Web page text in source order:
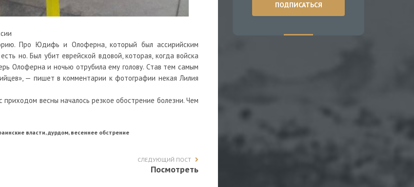
Про Юдифь и Олоферна, который был ассирийским
но. Был убит еврейской вдовой, которая, когда войска
Олоферна и ночью отрубила ему голову. Став тем самым
— пишет в комментарии к фотографии некая Лилия
весны началось резкое обострение болезни. Чем
власти, дурдом, весеннее обстрение
СЛЕДУЮЩИЙ ПОСТ
Посмотреть